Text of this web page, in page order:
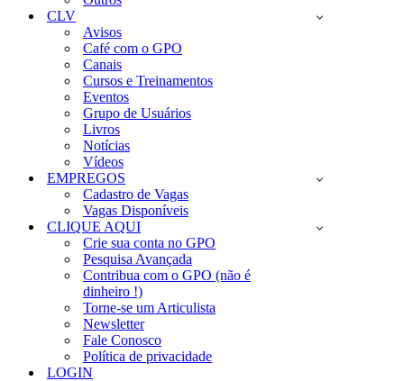
CLV
Avisos
Café com o GPO
Canais
Cursos e Treinamentos
Eventos
Grupo de Usuários
Livros
Notícias
Vídeos
EMPREGOS
Cadastro de Vagas
Vagas Disponíveis
CLIQUE AQUI
Crie sua conta no GPO
Pesquisa Avançada
Contribua com o GPO (não é
dinheiro !)
Torne-se um Articulista
Newsletter
Fale Conosco
Política de privacidade
LOGIN